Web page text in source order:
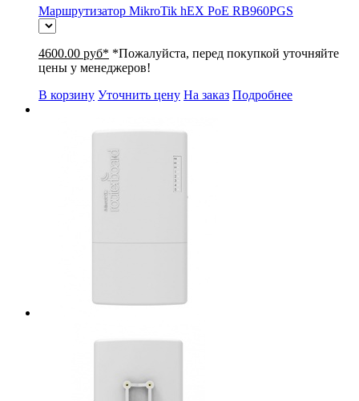
Маршрутизатор MikroTik hEX PoE RB960PGS
4600.00 руб* *Пожалуйста, перед покупкой уточняйте
цены у менеджеров!
В корзину Уточнить цену На заказ Подробнее